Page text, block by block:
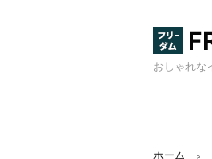
おしゃれな
ホーム ＞